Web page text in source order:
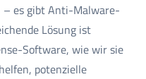
es gibt Anti-Malware-
Lösung ist
Software, wie wir sie
potenzielle